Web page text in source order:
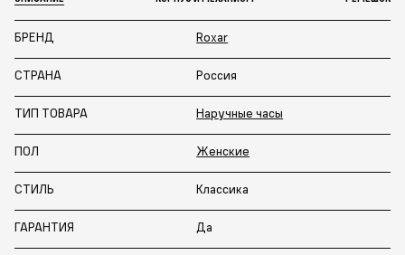
БРЕНД Roxar
СТРАНА Россия
ТИП ТОВАРА Наручные часы
ПОЛ Женские
СТИЛЬ Классика
ГАРАНТИЯ Да